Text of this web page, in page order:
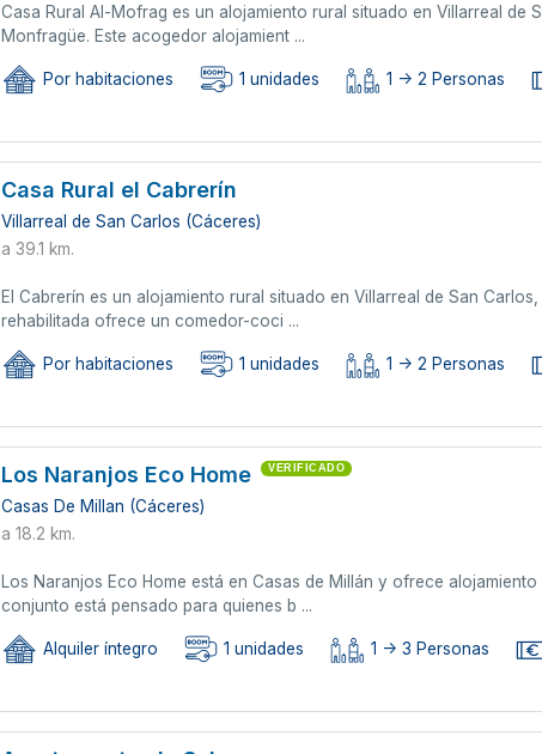
Casa Rural Al-Mofrag es un alojamiento rural situado en Villarreal de
Monfragüe. Este acogedor alojamient ...
Por habitaciones 1 unidades 1 -> 2 Personas
Casa Rural el Cabrerín
Villarreal de San Carlos (Cáceres)
a 39.1 km.
El Cabrerín es un alojamiento rural situado en Villarreal de San
rehabilitada ofrece un comedor-coci ...
Por habitaciones 1 unidades 1 -> 2 Personas
Los Naranjos Eco Home VERIFICADO
Casas De Millan (Cáceres)
a 18.2 km.
Los Naranjos Eco Home está en Casas de Millán y ofrece
conjunto está pensado para quienes b ...
Alquiler íntegro 1 unidades 1 -> 3 Personas